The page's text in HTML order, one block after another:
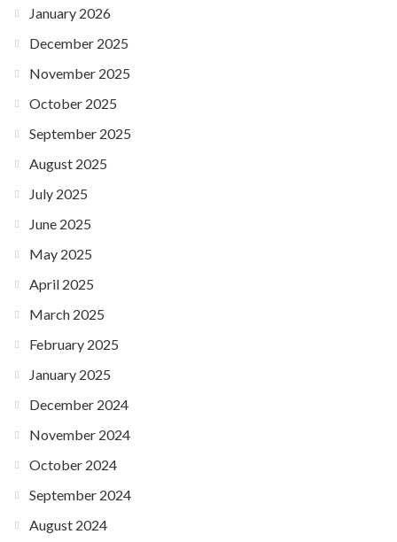
January 2026
December 2025
November 2025
October 2025
September 2025
August 2025
July 2025
June 2025
May 2025
April 2025
March 2025
February 2025
January 2025
December 2024
November 2024
October 2024
September 2024
August 2024